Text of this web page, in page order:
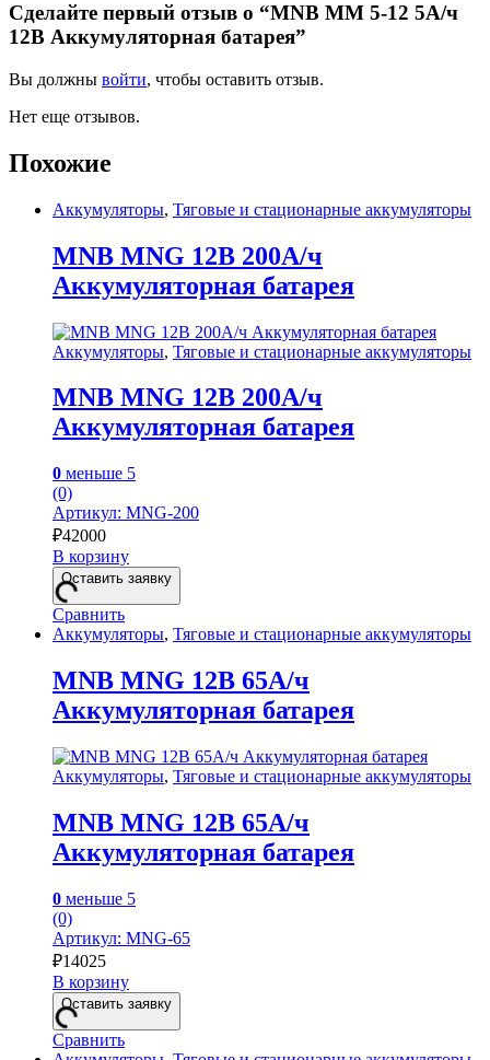
Сделайте первый отзыв о “MNB MМ 5-12 5А/ч
12В Аккумуляторная батарея”
Вы должны войти, чтобы оставить отзыв.
Нет еще отзывов.
Похожие
Аккумуляторы, Тяговые и стационарные аккумуляторы
MNB MNG 12В 200А/ч
Аккумуляторная батарея
Аккумуляторы, Тяговые и стационарные аккумуляторы
MNB MNG 12В 200А/ч
Аккумуляторная батарея
0 меньше 5
(0)
Артикул: MNG-200
₽42000
В корзину
Оставить заявку
Сравнить
Аккумуляторы, Тяговые и стационарные аккумуляторы
MNB MNG 12В 65А/ч
Аккумуляторная батарея
Аккумуляторы, Тяговые и стационарные аккумуляторы
MNB MNG 12В 65А/ч
Аккумуляторная батарея
0 меньше 5
(0)
Артикул: MNG-65
₽14025
В корзину
Оставить заявку
Сравнить